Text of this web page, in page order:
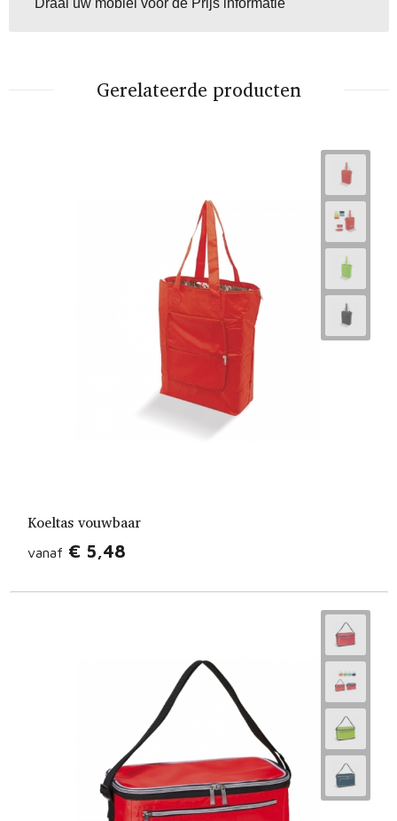
Draai uw mobiel voor de Prijs informatie
Gerelateerde producten
Koeltas vouwbaar
vanaf € 5,48